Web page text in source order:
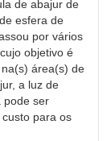
de abajur de
esfera de
por vários
objetivo é
área(s) de
a luz de
pode ser
para os